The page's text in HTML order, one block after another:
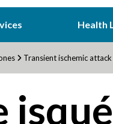
Health
Transient ischemic attack